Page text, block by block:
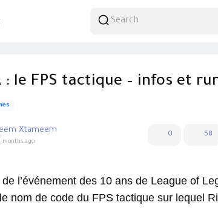
: le FPS tactique – infos et
Xtameem
months ago
0 58
l’événement des 10 ans de League of
nom de code du FPS tactique sur lequel